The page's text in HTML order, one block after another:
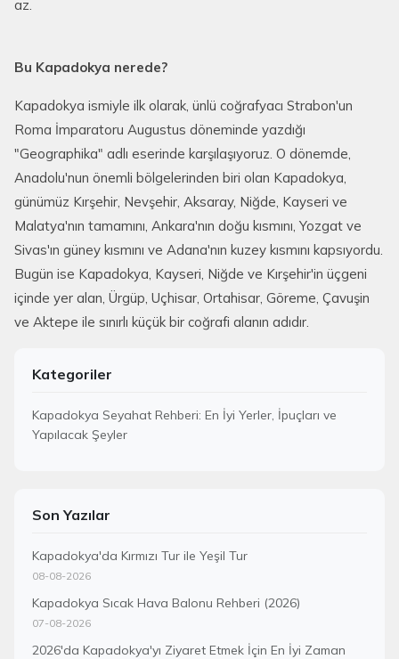
az.
Bu Kapadokya nerede?
Kapadokya ismiyle ilk olarak, ünlü coğrafyacı Strabon'un
Roma İmparatoru Augustus döneminde yazdığı
"Geographika" adlı eserinde karşılaşıyoruz. O dönemde,
Anadolu'nun önemli bölgelerinden biri olan Kapadokya,
günümüz Kırşehir, Nevşehir, Aksaray, Niğde, Kayseri ve
Malatya'nın tamamını, Ankara'nın doğu kısmını, Yozgat ve
Sivas'ın güney kısmını ve Adana'nın kuzey kısmını kapsıyordu.
Bugün ise Kapadokya, Kayseri, Niğde ve Kırşehir'in üçgeni
içinde yer alan, Ürgüp, Uçhisar, Ortahisar, Göreme, Çavuşin
ve Aktepe ile sınırlı küçük bir coğrafi alanın adıdır.
Kategoriler
Kapadokya Seyahat Rehberi: En İyi Yerler, İpuçları ve
Yapılacak Şeyler
Son Yazılar
Kapadokya'da Kırmızı Tur ile Yeşil Tur
08-08-2026
Kapadokya Sıcak Hava Balonu Rehberi (2026)
07-08-2026
2026'da Kapadokya'yı Ziyaret Etmek İçin En İyi Zaman